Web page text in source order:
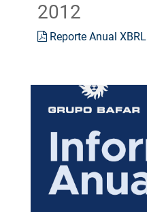
2012
Reporte Anual XBRL